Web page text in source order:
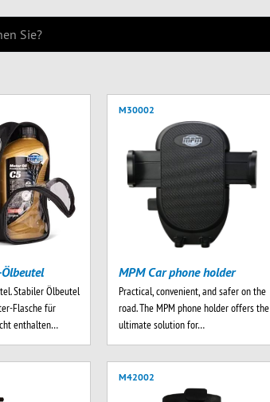
Stabiler Ölbeutel
Flasche für
enthalten…
M30002
MPM Car phone holder
Practical, convenient, and safer on the
road. The MPM phone holder offers the
ultimate solution for…
M42002